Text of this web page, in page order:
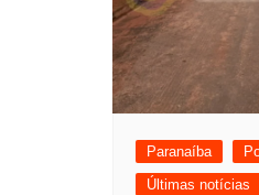
Paranaíba
Últimas notícias